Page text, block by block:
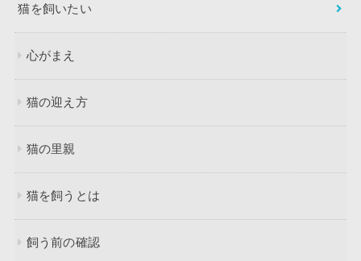
猫を飼いたい
心がまえ
猫の迎え方
猫の里親
猫を飼うとは
飼う前の確認